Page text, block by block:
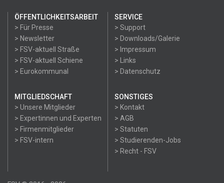
ÖFFENTLICHKEITSARBEIT
> Für Presse
> Newsletter
> FSV-aktuell Straße
> FSV-aktuell Schiene
> Eurokommunal
SERVICE
> Support
> Downloads/Galerie
> Impressum
> Links
> Datenschutz
MITGLIEDSCHAFT
> Unsere Mitglieder
> Expertinnen und Experten
> Firmenmitglieder
> FSV-intern
SONSTIGES
> Kontakt
> AGB
> Statuten
> Studierenden-Jobs
> Recht - FSV